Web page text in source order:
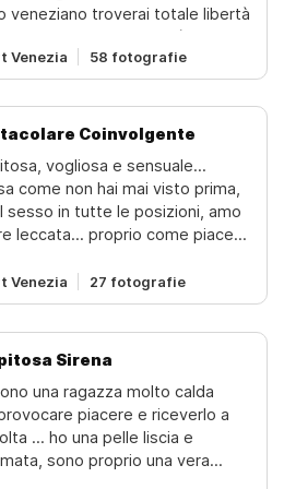
veneziano troverai totale libertà
le tue fantasie più
con un seno naturale tutto da
e un’atmosfera di complicità
Lasciati coccolare dal mio
dimentica lo stress quotidiano
completa di un gran finale nel
relax. Ogni istante con me è
per regalarti divertimento
indimenticabile.
Venezia 58 fotografie
Coinvolgente
vogliosa e sensuale...
come non hai mai visto prima,
sesso in tutte le posizioni, amo
leccata... proprio come piace a
ti farò impazzire mentre
un bel 6 · .. senza fretta !!!
sono una fiamma di
bagnata di desiderio...piena
potremmo realizzare
le tue vogliose fantasie!il
non è peccato...!!! una vera
pronta per esaudircele tue
Venezia 27 fotografie
Sirena
una ragazza molto calda
piacere e riceverlo a
... ho una pelle liscia e
sono proprio una vera